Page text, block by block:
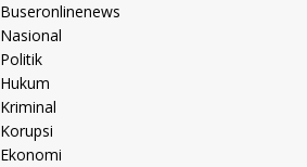
Buseronlinenews
Nasional
Politik
Hukum
Kriminal
Korupsi
Ekonomi